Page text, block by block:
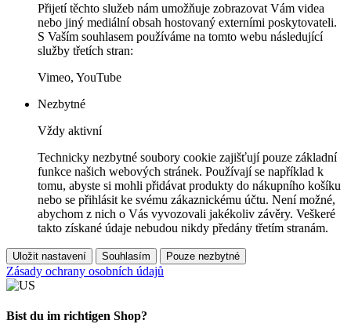
Přijetí těchto služeb nám umožňuje zobrazovat Vám videa
nebo jiný mediální obsah hostovaný externími poskytovateli.
S Vaším souhlasem používáme na tomto webu následující
služby třetích stran:
Vimeo, YouTube
Nezbytné
Vždy aktivní
Technicky nezbytné soubory cookie zajišťují pouze základní
funkce našich webových stránek. Používají se například k
tomu, abyste si mohli přidávat produkty do nákupního košíku
nebo se přihlásit ke svému zákaznickému účtu. Není možné,
abychom z nich o Vás vyvozovali jakékoliv závěry. Veškeré
takto získané údaje nebudou nikdy předány třetím stranám.
Uložit nastavení Souhlasím Pouze nezbytné
Zásady ochrany osobních údajů
Bist du im richtigen Shop?